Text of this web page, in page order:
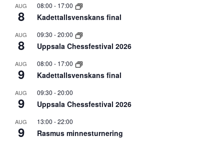
AUG
8
08:00 - 17:00
Kadettallsvenskans final
AUG
8
09:30 -20:00
Uppsala Chessfestival 2026
AUG
9
08:00 - 17:00
Kadettallsvenskans final
AUG
9
09:30 -20:00
Uppsala Chessfestival 2026
AUG
9
13:00 -22:00
Rasmus minnesturnering